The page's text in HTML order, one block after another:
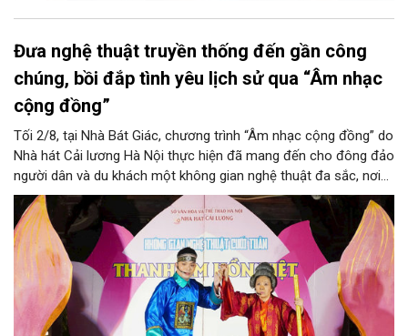
Đưa nghệ thuật truyền thống đến gần công
chúng, bồi đắp tình yêu lịch sử qua “Âm nhạc
cộng đồng”
Tối 2/8, tại Nhà Bát Giác, chương trình “Âm nhạc cộng đồng” do
Nhà hát Cải lương Hà Nội thực hiện đã mang đến cho đông đảo
người dân và du khách một không gian nghệ thuật đa sắc, nơi
những làn điệu cải lương, ca cổ, tân cổ và các tiết mục múa
hòa quyện trong không gian của phố đi bộ hồ Hoàn Kiếm. Đặc
biệt, chương trình có sự giao lưu của các nghệ sĩ đến từ
phương Nam, góp phần tạo nên cuộc gặp gỡ nghệ thuật giàu
cảm xúc.